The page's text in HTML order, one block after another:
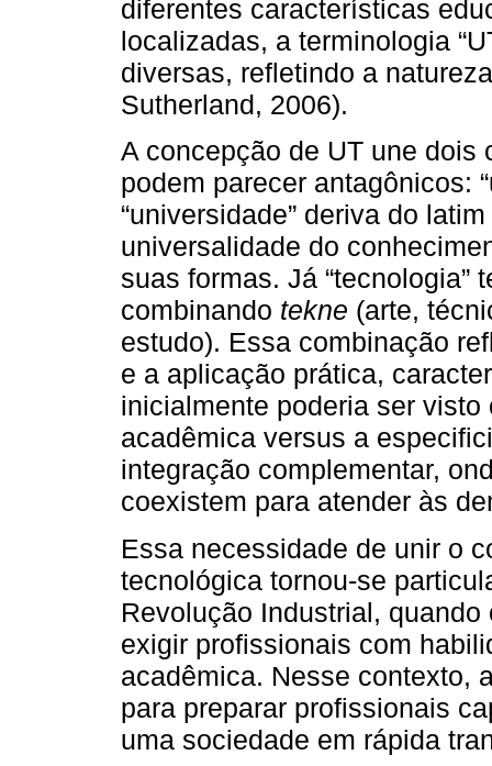
diferentes características
localizadas, a terminologia
diversas, refletindo a
Sutherland, 2006).
A concepção de UT une dois
podem parecer antagônicos:
“universidade” deriva do latim
universalidade do
suas formas. Já “tecnologia”
combinando tekne (arte,
estudo). Essa combinação
e a aplicação prática,
inicialmente poderia ser
acadêmica versus a
integração complementar,
coexistem para atender às
Essa necessidade de unir o
tecnológica tornou-se
Revolução Industrial,
exigir profissionais com
acadêmica. Nesse contexto,
para preparar profissionais
uma sociedade em rápida